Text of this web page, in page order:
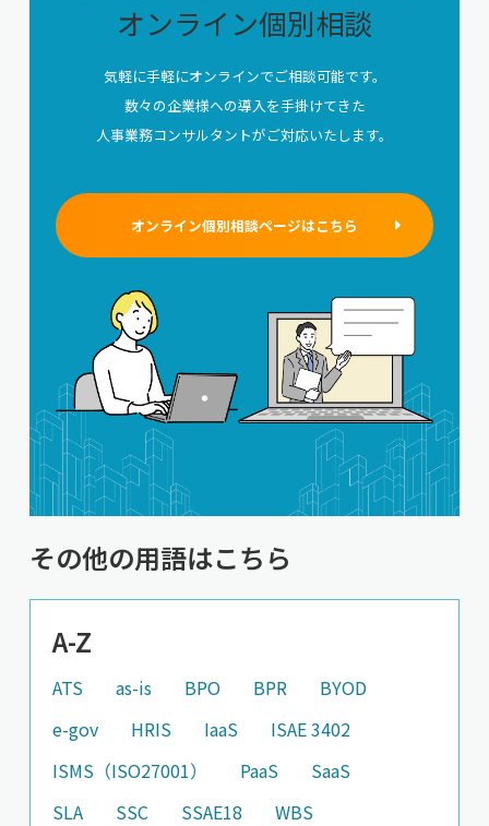
オンライン個別相談
気軽に手軽にオンラインでご相談可能です。
数々の企業様への導入を手掛けてきた
人事業務コンサルタントがご対応いたします。
オンライン個別相談ページはこちら
その他の用語はこちら
A-Z
ATS as-is BPO BPR
BYOD
e-gov
HRIS IaaS
ISAE 3402
ISMS（ISO27001）
PaaS
SaaS
SLA
SSC SSAE18 WBS